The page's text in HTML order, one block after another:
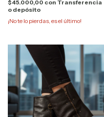
$45.000,00 con Transferencia
o depósito
¡No te lo pierdas, es el último!